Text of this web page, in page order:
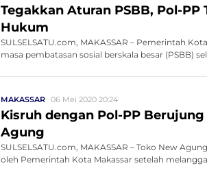
Tegakkan Aturan PSBB, Pol-PP
Hukum
SULSELSATU.com, MAKASSAR – Pemerintah
masa pembatasan sosial berskala besar (PSBB)
MAKASSAR 06 Mei 2020 20:24
Kisruh dengan Pol-PP
Agung
SULSELSATU.com, MAKASSAR – Toko New
oleh Pemerintah Kota Makassar setelah